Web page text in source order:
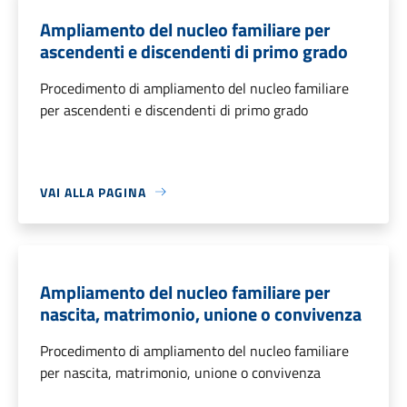
Ampliamento del nucleo familiare per
ascendenti e discendenti di primo grado
Procedimento di ampliamento del nucleo familiare
per ascendenti e discendenti di primo grado
VAI ALLA PAGINA
Ampliamento del nucleo familiare per
nascita, matrimonio, unione o convivenza
Procedimento di ampliamento del nucleo familiare
per nascita, matrimonio, unione o convivenza